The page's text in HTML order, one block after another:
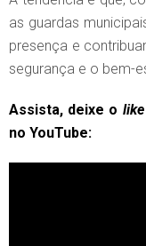
as guardas
presença e
segurança e o bem-
Assista, deixe o like
no YouTube: